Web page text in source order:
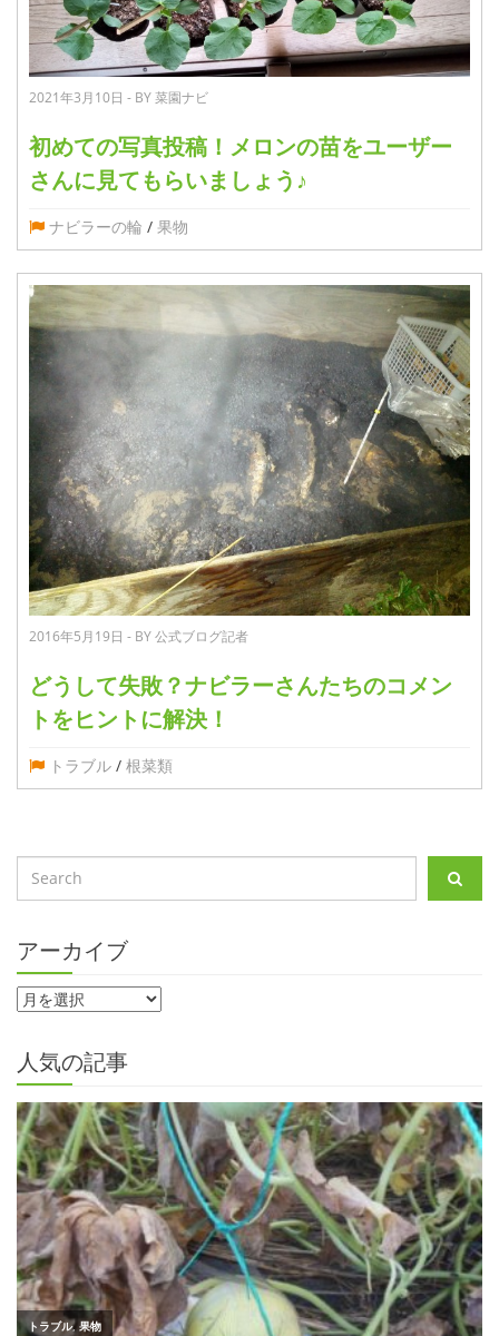
2021年3月10日 - BY 菜園ナビ
初めての写真投稿！メロンの苗をユーザー
さんに見てもらいましょう♪
ナビラーの輪 / 果物
2016年5月19日 - BY 公式ブログ記者
どうして失敗？ナビラーさんたちのコメン
トをヒントに解決！
トラブル / 根菜類
アーカイブ
人気の記事